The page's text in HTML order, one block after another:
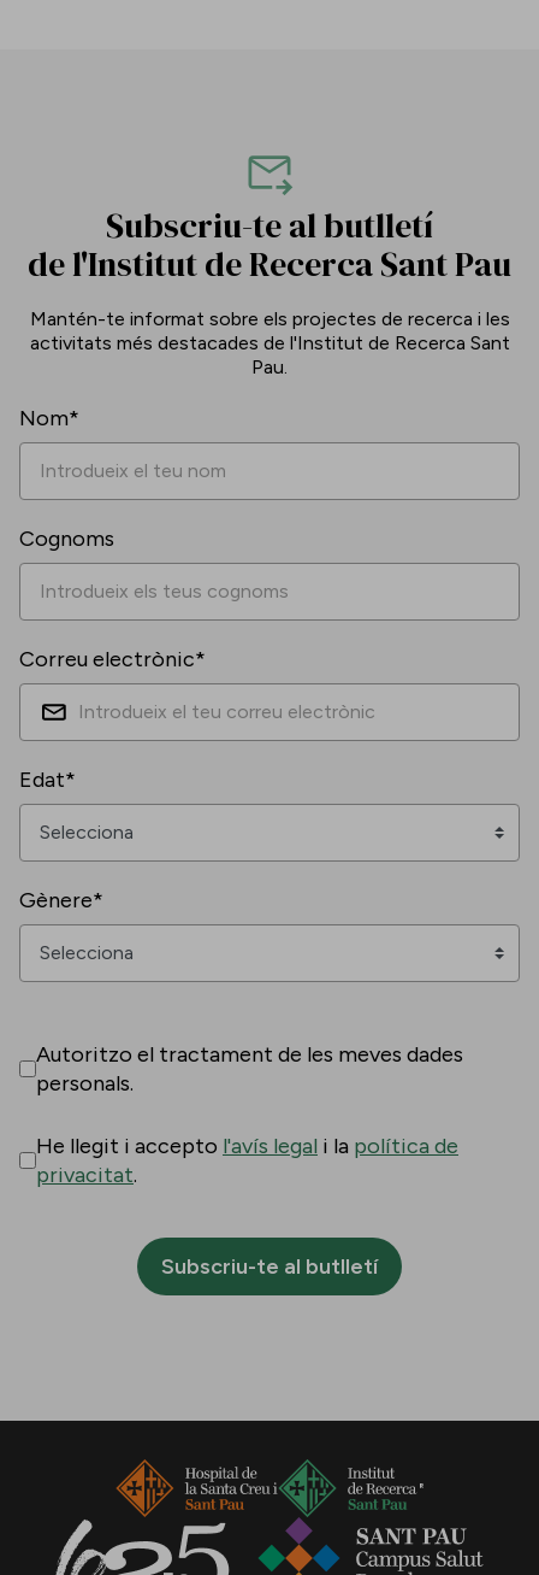
Subscriu-te al butlletí
de l'Institut de Recerca Sant Pau
Mantén-te informat sobre els projectes de recerca i les
activitats més destacades de l'Institut de Recerca Sant
Pau.
Nom*
Cognoms
Correu electrònic*
Edat*
Gènere*
Autoritzo el tractament de les meves dades
personals.
He llegit i accepto l'avís legal i la política de
privacitat.
Subscriu-te al butlletí